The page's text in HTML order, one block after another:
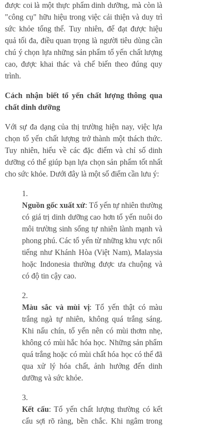
được coi là một thực phẩm dinh dưỡng, mà còn là
"công cụ" hữu hiệu trong việc cải thiện và duy trì
sức khỏe tổng thể. Tuy nhiên, để đạt được hiệu
quả tối đa, điều quan trọng là người tiêu dùng cần
chú ý chọn lựa những sản phẩm tổ yến chất lượng
cao, được khai thác và chế biến theo đúng quy
trình.
Cách nhận biết tổ yến chất lượng thông qua
chất dinh dưỡng
Với sự đa dạng của thị trường hiện nay, việc lựa
chọn tổ yến chất lượng trở thành một thách thức.
Tuy nhiên, hiểu về các đặc điểm và chỉ số dinh
dưỡng có thể giúp bạn lựa chọn sản phẩm tốt nhất
cho sức khỏe. Dưới đây là một số điểm cần lưu ý:
Nguồn gốc xuất xứ: Tổ yến tự nhiên thường
có giá trị dinh dưỡng cao hơn tổ yến nuôi do
môi trường sinh sống tự nhiên lành mạnh và
phong phú. Các tổ yến từ những khu vực nổi
tiếng như Khánh Hòa (Việt Nam), Malaysia
hoặc Indonesia thường được ưa chuộng và
có độ tin cậy cao.
Màu sắc và mùi vị: Tổ yến thật có màu
trắng ngà tự nhiên, không quá trắng sáng.
Khi nấu chín, tổ yến nên có mùi thơm nhẹ,
không có mùi hắc hóa học. Những sản phẩm
quá trắng hoặc có mùi chất hóa học có thể đã
qua xử lý hóa chất, ảnh hưởng đến dinh
dưỡng và sức khỏe.
Kết cấu: Tổ yến chất lượng thường có kết
cấu sợi rõ ràng, bền chắc. Khi ngâm trong